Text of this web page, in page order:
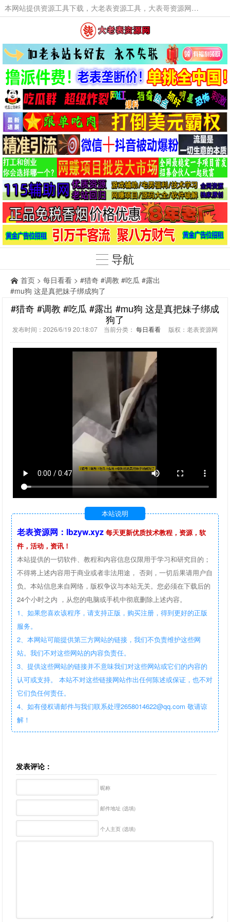
本网站提供资源工具下载，大老表资源工具，大表哥资源网软件工具，大老表资源下载，活动线报福利资源分享,活动线报，大型网游经典游戏，网络热门技术游戏辅助交流与分享。
导航
首页 > 每日看看 > #猎奇 #调教 #吃瓜 #露出
#mu狗 这是真把妹子绑成狗了
#猎奇 #调教 #吃瓜 #露出 #mu狗 这是真把妹子绑成
狗了
发布时间：2026/6/19 20:18:07 当前分类： 每日看看 版权：老表资源网
本站说明
老表资源网：lbzyw.xyz 每天更新优质技术教程，资源，软
件，活动，资讯！
本站提供的一切软件、教程和内容信息仅限用于学习和研究目的；
不得将上述内容用于商业或者非法用途， 否则，一切后果请用户自
负。本站信息来自网络，版权争议与本站无关。您必须在下载后的
24个小时之内 ，从您的电脑或手机中彻底删除上述内容。
1、如果您喜欢该程序，请支持正版，购买注册，得到更好的正版
服务。
2、本网站可能提供第三方网站的链接，我们不负责维护这些网
站。我们不对这些网站的内容负责任。
3、提供这些网站的链接并不意味我们对这些网站或它们的内容的
认可或支持。 本站不对这些链接网站作出任何陈述或保证，也不对
它们负任何责任。
4、如有侵权请邮件与我们联系处理2658014622@qq.com 敬请谅
解！
发表评论：
昵称
邮件地址 (选填)
个人主页 (选填)